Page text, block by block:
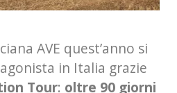
AVE quest’anno si
in Italia grazie
Tour: oltre 90 giorni